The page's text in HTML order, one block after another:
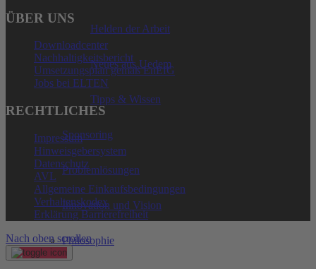
Helden der Arbeit
Neues aus Uedem
Tipps & Wissen
Sponsoring
Problemlösungen
Innovation und Vision
Philosophie
ÜBER UNS
Downloadcenter
Nachhaltigkeitsbericht
Umsetzungsplan gemäß EnEfG
Jobs bei ELTEN
RECHTLICHES
Impressum
Hinweisgebersystem
Datenschutz
AVL
Allgemeine Einkaufsbedingungen
Verhaltenskodex
Erklärung Barrierefreiheit
Nach oben scrollen